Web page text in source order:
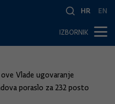
HR EN
IZBORNIK
Vlade ugovaranje
poraslo za 232 posto